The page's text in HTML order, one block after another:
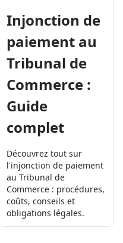
Injonction de
paiement au
Tribunal de
Commerce :
Guide
complet
Découvrez tout sur
l'injonction de paiement
au Tribunal de
Commerce : procédures,
coûts, conseils et
obligations légales.